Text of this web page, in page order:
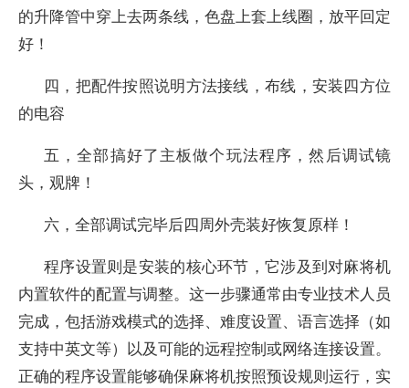
的升降管中穿上去两条线，色盘上套上线圈，放平回定
好！
四，把配件按照说明方法接线，布线，安装四方位
的电容
五，全部搞好了主板做个玩法程序，然后调试镜
头，观牌！
六，全部调试完毕后四周外壳装好恢复原样！
程序设置则是安装的核心环节，它涉及到对麻将机
内置软件的配置与调整。这一步骤通常由专业技术人员
完成，包括游戏模式的选择、难度设置、语言选择（如
支持中英文等）以及可能的远程控制或网络连接设置。
正确的程序设置能够确保麻将机按照预设规则运行，实